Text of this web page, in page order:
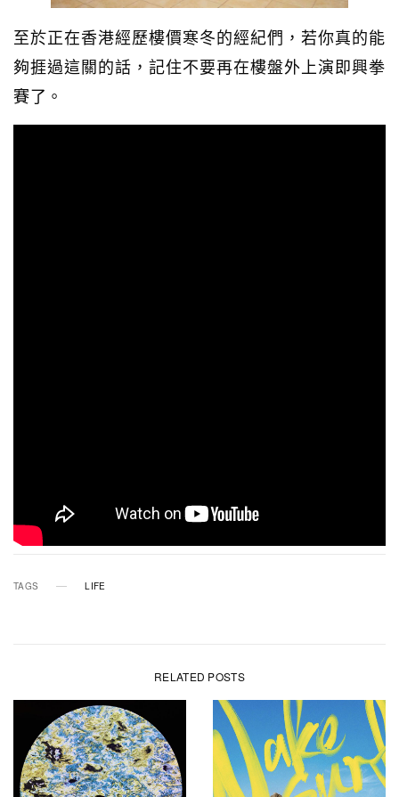
至於正在香港經歷樓價寒冬的經紀們，若你真的能
夠捱過這關的話，記住不要再在樓盤外上演即興拳
賽了。
TAGS LIFE
RELATED POSTS